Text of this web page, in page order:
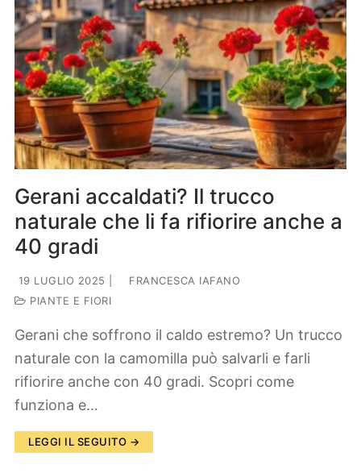
Gerani accaldati? Il trucco
naturale che li fa rifiorire anche a
40 gradi
19 LUGLIO 2025
FRANCESCA IAFANO
PIANTE E FIORI
Gerani che soffrono il caldo estremo? Un trucco
naturale con la camomilla può salvarli e farli
rifiorire anche con 40 gradi. Scopri come
funziona e…
LEGGI IL SEGUITO →